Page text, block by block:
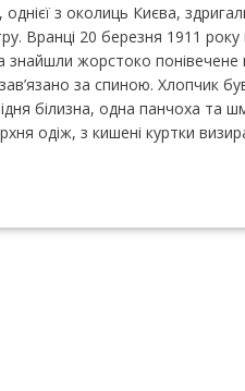
однієї з околиць Києва,
Вранці 20 березня 1911 року
знайшли жорстоко
за спиною. Хлопчик
білизна, одна панчоха та
одіж, з кишені куртки